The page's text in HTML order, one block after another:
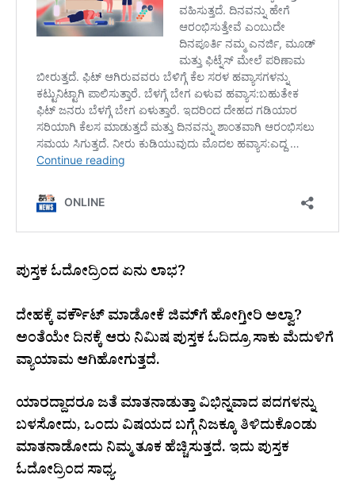
ಪುಸ್ತಕ ಓದೋದ್ರಿಂದ ಏನು ಲಾಭ?
ದೇಹಕ್ಕೆ ವರ್ಕೌಟ್‌ ಮಾಡೋಕೆ ಜಿಮ್‌ಗೆ ಹೋಗ್ತೀರಿ ಅಲ್ವಾ?
ಅಂತೆಯೇ ದಿನಕ್ಕೆ ಆರು ನಿಮಿಷ ಪುಸ್ತಕ ಓದಿದ್ರೂ ಸಾಕು ಮೆದುಳಿಗೆ
ವ್ಯಾಯಾಮ ಆಗಿಹೋಗುತ್ತದೆ.
ಯಾರದ್ದಾದರೂ ಜತೆ ಮಾತನಾಡುತ್ತಾ ವಿಭಿನ್ನವಾದ ಪದಗಳನ್ನು
ಬಳಸೋದು, ಒಂದು ವಿಷಯದ ಬಗ್ಗೆ ನಿಜಕ್ಕೂ ತಿಳಿದುಕೊಂಡು
ಮಾತನಾಡೋದು ನಿಮ್ಮ ತೂಕ ಹೆಚ್ಚಿಸುತ್ತದೆ. ಇದು ಪುಸ್ತಕ
ಓದೋದ್ರಿಂದ ಸಾಧ್ಯ.